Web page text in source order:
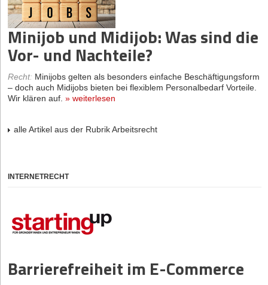
Minijob und Midijob: Was sind die
Vor- und Nachteile?
Recht: Minijobs gelten als besonders einfache Beschäftigungsform
– doch auch Midijobs bieten bei flexiblem Personalbedarf Vorteile.
Wir klären auf. » weiterlesen
alle Artikel aus der Rubrik Arbeitsrecht
INTERNETRECHT
Barrierefreiheit im E-Commerce